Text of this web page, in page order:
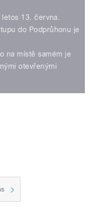
13. června.
do Podprůhonu je
na místě samém je
otevřenými